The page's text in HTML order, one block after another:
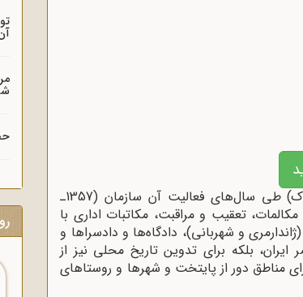
اسناد برجای مانده از سازمان اطلاعات و امنیت کشور(ساواک) طی سال‌های فعالیت آن سازمان (1357ـ
تعقیب و مراقبت، مکاتبات اداری با
و شهربانی)، دادگاه‌ها و دادسراها و
بلکه برای تدوین تاریخ محلی نیز از
مناطق دور از پایتخت و شهرها و روستاهای